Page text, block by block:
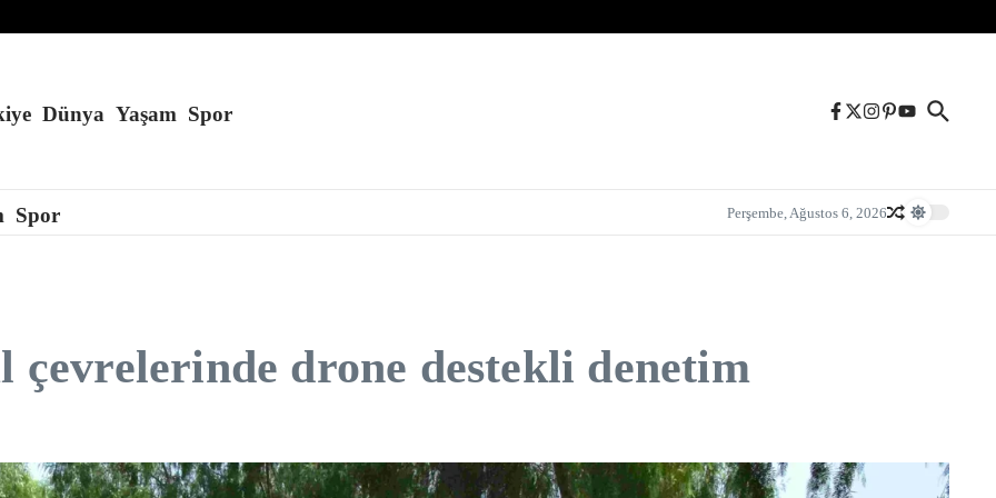
salgını 27 eyalete yayıldı
Dünya Yaşam Spor
Spor Perşembe, Ağustos 6, 2026
drone destekli denetim